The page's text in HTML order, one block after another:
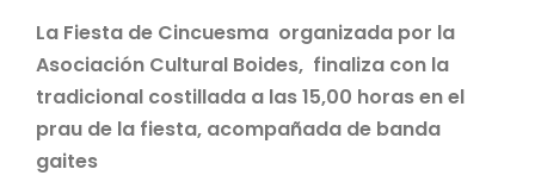
La Fiesta de Cincuesma organizada por la
Asociación Cultural Boides, finaliza con la
tradicional costillada a las 15,00 horas en el
prau de la fiesta, acompañada de banda
gaites